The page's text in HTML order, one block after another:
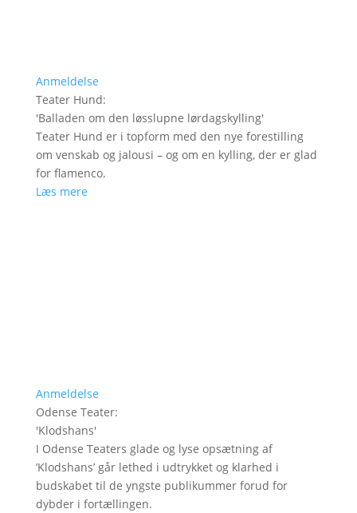
Anmeldelse
Teater Hund:
'Balladen om den løsslupne lørdagskylling'
Teater Hund er i topform med den nye forestilling
om venskab og jalousi – og om en kylling, der er glad
for flamenco.
Læs mere
Anmeldelse
Odense Teater:
'Klodshans'
I Odense Teaters glade og lyse opsætning af
’Klodshans’ går lethed i udtrykket og klarhed i
budskabet til de yngste publikummer forud for
dybder i fortællingen.